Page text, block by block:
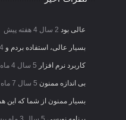
عالی بود 2 سال 4 هفته پیش
بسیار عالی، استفاده بردم و 4 سال 12 ماه پیش
کاربرد نرم افزار 5 سال 4 ماه پیش
بی اندازه ممنون 5 سال 7 ماه پیش
بسیار ممنون از شما که این همه